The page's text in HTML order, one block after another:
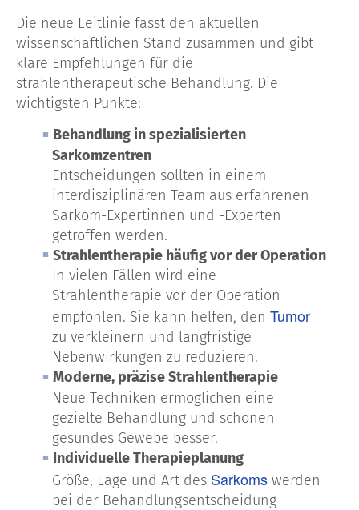
Die neue Leitlinie fasst den aktuellen
wissenschaftlichen Stand zusammen und gibt
klare Empfehlungen für die
strahlentherapeutische Behandlung. Die
wichtigsten Punkte:
Behandlung in spezialisierten
Sarkomzentren
Entscheidungen sollten in einem
interdisziplinären Team aus erfahrenen
Sarkom-Expertinnen und -Experten
getroffen werden.
Strahlentherapie häufig vor der Operation
In vielen Fällen wird eine
Strahlentherapie vor der Operation
empfohlen. Sie kann helfen, den Tumor
zu verkleinern und langfristige
Nebenwirkungen zu reduzieren.
Moderne, präzise Strahlentherapie
Neue Techniken ermöglichen eine
gezielte Behandlung und schonen
gesundes Gewebe besser.
Individuelle Therapieplanung
Größe, Lage und Art des Sarkoms werden
bei der Behandlungsentscheidung